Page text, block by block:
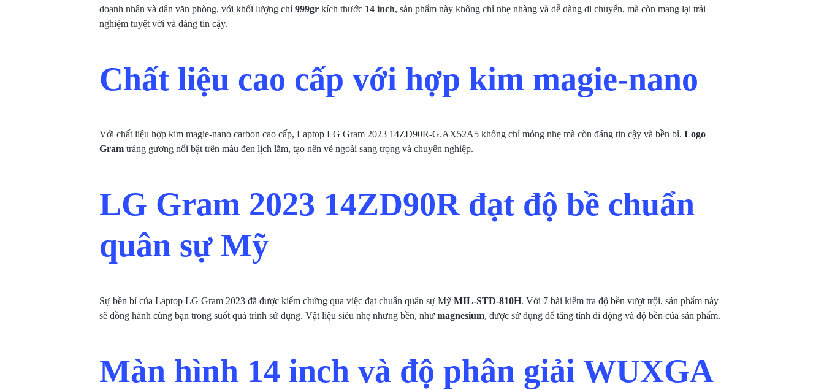
doanh nhân và dân văn phòng, với khối lượng chỉ 999gr kích thước 14 inch, sản phẩm này không chỉ nhẹ nhàng và dễ dàng di chuyển, mà còn mang lại trải
nghiệm tuyệt vời và đáng tin cậy.
Chất liệu cao cấp với hợp kim magie-nano
Với chất liệu hợp kim magie-nano carbon cao cấp, Laptop LG Gram 2023 14ZD90R-G.AX52A5 không chỉ mỏng nhẹ mà còn đáng tin cậy và bền bỉ. Logo
Gram tráng gương nổi bật trên màu đen lịch lãm, tạo nên vẻ ngoài sang trọng và chuyên nghiệp.
LG Gram 2023 14ZD90R đạt độ bề chuẩn
quân sự Mỹ
Sự bền bỉ của Laptop LG Gram 2023 đã được kiểm chứng qua việc đạt chuẩn quân sự Mỹ MIL-STD-810H. Với 7 bài kiểm tra độ bền vượt trội, sản phẩm này
sẽ đồng hành cùng bạn trong suốt quá trình sử dụng. Vật liệu siêu nhẹ nhưng bền, như magnesium, được sử dụng để tăng tính di động và độ bền của sản phẩm.
Màn hình 14 inch và độ phân giải WUXGA